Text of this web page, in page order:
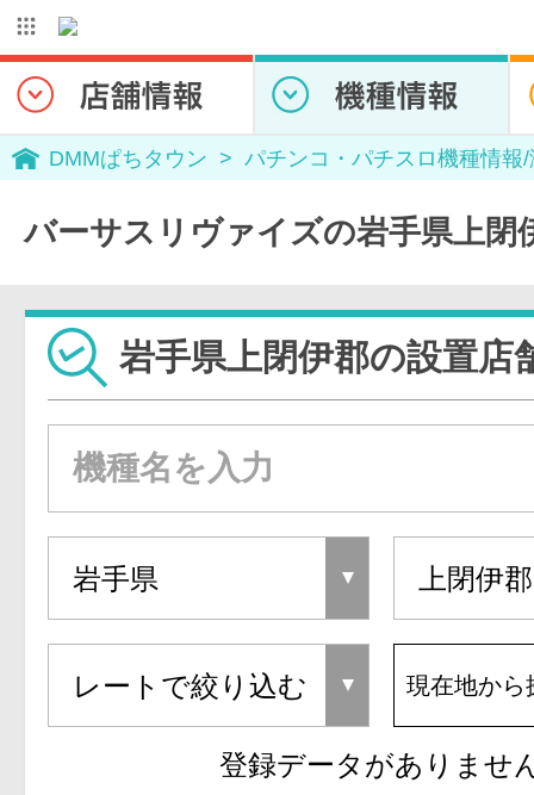
DMMぱちタウン パチンコ・パチスロ機種情報
バーサスリヴァイズの岩手県上閉
岩手県上閉伊郡の設置店
現在地から
登録データがありませ